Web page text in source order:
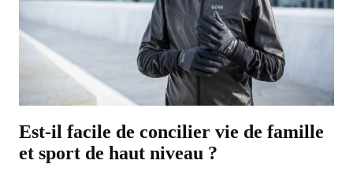
Est-il facile de concilier vie de famille
et sport de haut niveau ?